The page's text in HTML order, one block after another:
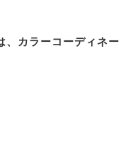
、カラーコーディネー